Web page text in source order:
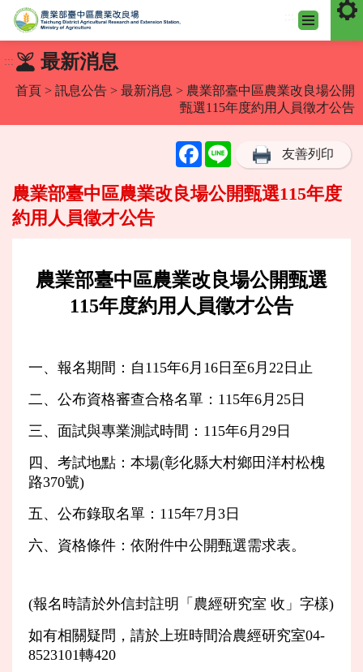
到
::: 最新消息
首頁 > 訊息公告 > 最新消息 > 農業部臺中區農業改良場公開
甄選115年度約用人員徵才公告
FacebookLine 友善列印
農業部臺中區農業改良場公開甄選115年度
約用人員徵才公告
農業部臺中區農業改良場公開甄選
115年度約用人員徵才公告
一、報名期間：自115年6月16日至6月22日止
二、公布資格審查合格名單：115年6月25日
三、面試與專業測試時間：115年6月29日
四、考試地點：本場(彰化縣大村鄉田洋村松槐
路370號)
五、公布錄取名單：115年7月3日
六、資格條件：依附件中公開甄選需求表。
(報名時請於外信封註明「農經研究室 收」字樣)
如有相關疑問，請於上班時間洽農經研究室04-
8523101轉420